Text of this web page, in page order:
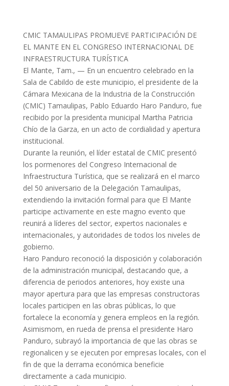
CMIC TAMAULIPAS PROMUEVE PARTICIPACIÓN DE
EL MANTE EN EL CONGRESO INTERNACIONAL DE
INFRAESTRUCTURA TURÍSTICA
El Mante, Tam., — En un encuentro celebrado en la
Sala de Cabildo de este municipio, el presidente de la
Cámara Mexicana de la Industria de la Construcción
(CMIC) Tamaulipas, Pablo Eduardo Haro Panduro, fue
recibido por la presidenta municipal Martha Patricia
Chío de la Garza, en un acto de cordialidad y apertura
institucional.
Durante la reunión, el líder estatal de CMIC presentó
los pormenores del Congreso Internacional de
Infraestructura Turística, que se realizará en el marco
del 50 aniversario de la Delegación Tamaulipas,
extendiendo la invitación formal para que El Mante
participe activamente en este magno evento que
reunirá a líderes del sector, expertos nacionales e
internacionales, y autoridades de todos los niveles de
gobierno.
Haro Panduro reconoció la disposición y colaboración
de la administración municipal, destacando que, a
diferencia de periodos anteriores, hoy existe una
mayor apertura para que las empresas constructoras
locales participen en las obras públicas, lo que
fortalece la economía y genera empleos en la región.
Asimismom, en rueda de prensa el presidente Haro
Panduro, subrayó la importancia de que las obras se
regionalicen y se ejecuten por empresas locales, con el
fin de que la derrama económica beneficie
directamente a cada municipio.